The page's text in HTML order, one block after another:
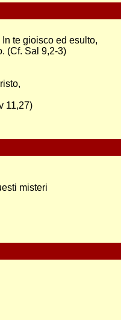
te gioisco ed esulto,
(Cf. Sal 9,2-3)
11,27)
misteri